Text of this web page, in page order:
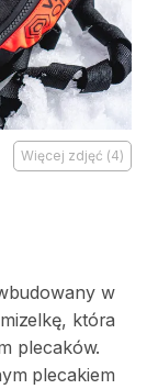
Więcej zdjęć (4)
w
​,​ która
plecaków.
plecakiem